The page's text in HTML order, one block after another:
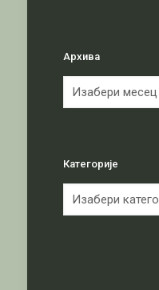
Архива
Категорије